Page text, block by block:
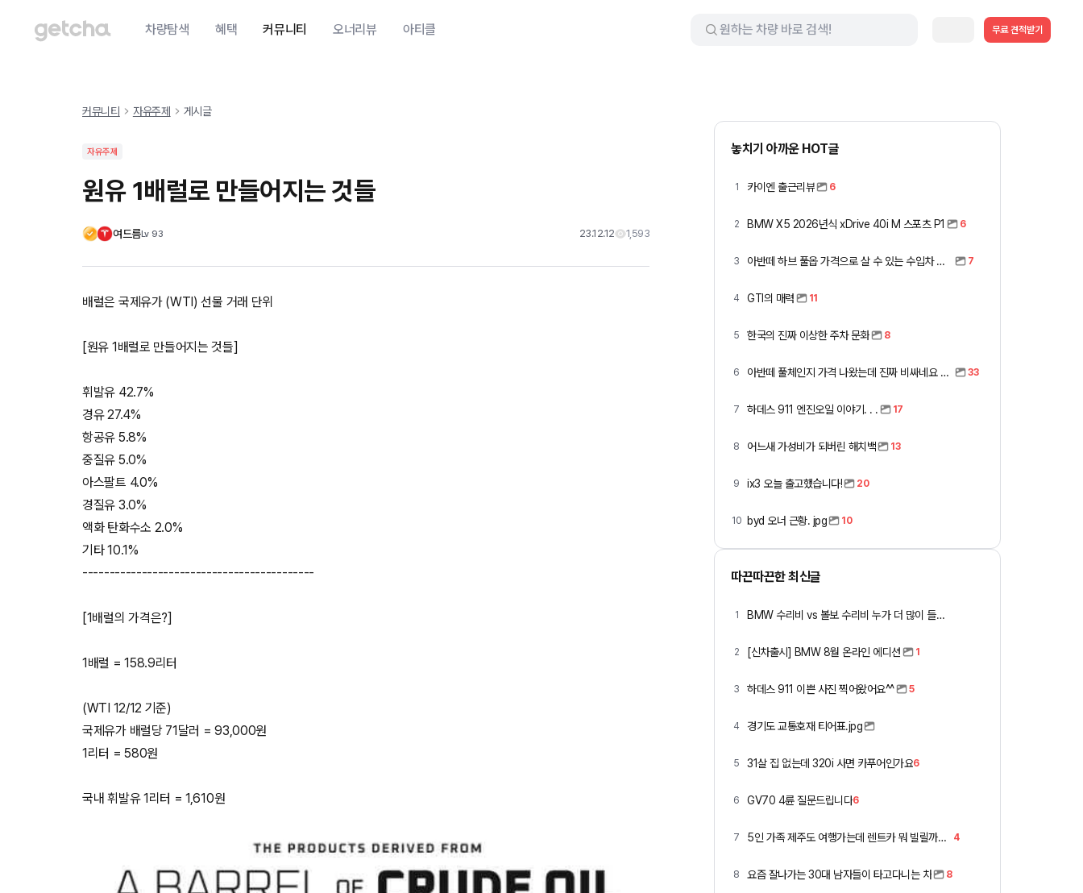
차량탐색 혜택 커뮤니티 오너리뷰 아티클 무료 견적받기
커뮤니티 자유주제 게시글
자유주제
원유 1배럴로 만들어지는 것들
여드름Lv 93 23.12.12 1,593
배럴은 국제유가 (WTI) 선물 거래 단위
[원유 1배럴로 만들어지는 것들]
휘발유 42.7%
경유 27.4%
항공유 5.8%
중질유 5.0%
아스팔트 4.0%
경질유 3.0%
액화 탄화수소 2.0%
기타 10.1%
-------------------------------------------
[1배럴의 가격은?]
1배럴 = 158.9리터
(WTI 12/12 기준)
국제유가 배럴당 71달러 = 93,000원
1리터 = 580원
놓치기 아까운 HOT글
1 카이엔 출근리뷰 6
2 BMW X5 2026년식 xDrive 40i M 스포츠 P1 6
3 아반떼 하브 풀옵 가격으로 살 수 있는 수입차 모아봤습니다 (중고 포함) 7
4 GTI의 매력 11
5 한국의 진짜 이상한 주차 문화 8
6 아반떼 풀체인지 가격 나왔는데 진짜 비싸네요 ㅎㅎ 33
7 하데스 911 엔진오일 이야기. . . 17
8 어느새 가성비가 되버린 해치백 13
9 ix3 오늘 출고했습니다! 20
10 byd 오너 근황. jpg 10
따끈따끈한 최신글
1 BMW 수리비 vs 볼보 수리비 누가 더 많이 들까요 ㅎ
2 [신차출시] BMW 8월 온라인 에디션 1
3 하데스 911 이쁜 사진 찍어왔어요^^ 5
4 경기도 교통호재 티어표.jpg
5 31살 집 없는데 320i 사면 카푸어인가요6
6 GV70 4륜 질문드립니다6
7 5인 가족 제주도 여행가는데 렌트카 뭐 빌릴까요 ㅎ 4
8 요즘 잘나가는 30대 남자들이 타고다니는 차 8